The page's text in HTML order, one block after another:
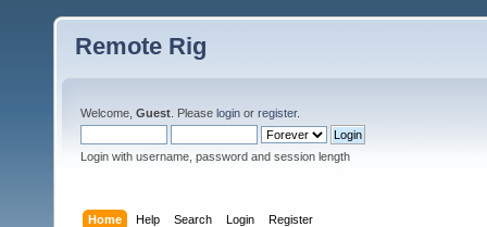
Remote Rig
Welcome, Guest . Please login or register.
Login with username, password and session length
Home Help Search Login Register